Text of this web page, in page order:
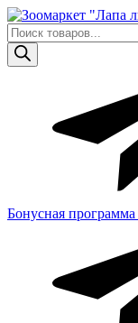
Skip
to
content
Поиск
товаров
Бонусная программа